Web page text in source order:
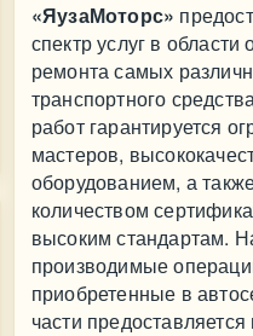
«ЯузаМоторс»
спектр услуг в
ремонта самых
транспортного
работ гарантируется
мастеров,
оборудованием, а
количеством
высоким стандартам.
производимые
приобретенные в
части предоставляется